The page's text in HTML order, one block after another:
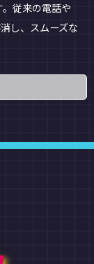
従来の電話や
し、スムーズな